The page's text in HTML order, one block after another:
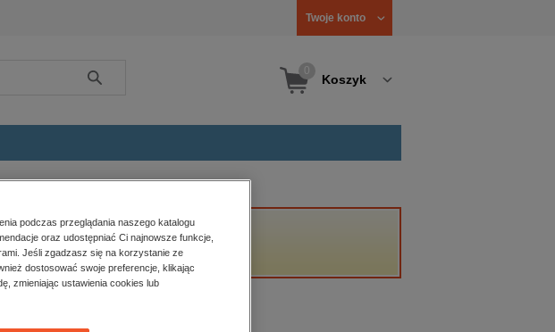
Twoje konto
Szukaj Koszyk
podczas przeglądania naszego katalogu
oraz udostępniać Ci najnowsze funkcje,
Jeśli zgadzasz się na korzystanie ze
dostosować swoje preferencje, klikając
zmieniając ustawienia cookies lub